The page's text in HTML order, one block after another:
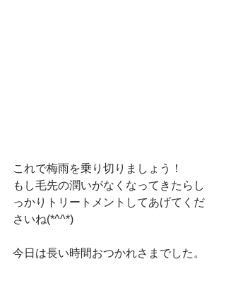
これで梅雨を乗り切りましょう！
もし毛先の潤いがなくなってきたらし
っかりトリートメントしてあげてくだ
さいね(*^^*)
今日は長い時間おつかれさまでした。